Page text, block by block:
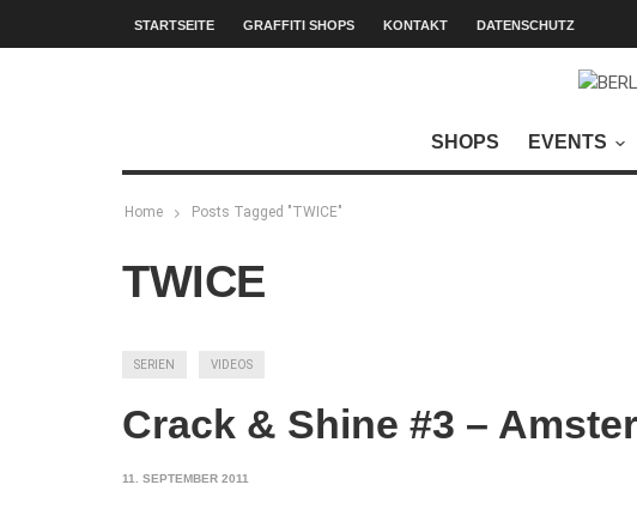
STARTSEITE GRAFFITI SHOPS KONTAKT DATENSCHUTZ
SHOPS EVENTS
Home Posts Tagged "TWICE"
TWICE
SERIEN VIDEOS
Crack & Shine #3 –
11. SEPTEMBER 2011